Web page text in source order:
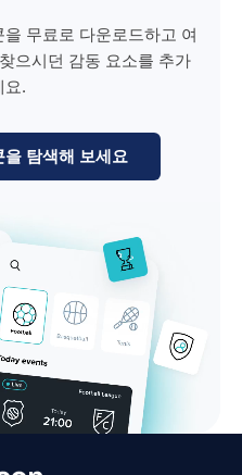
무료로 다운로드하고 여
으시던 감동 요소를 추가
요.
탐색해 보세요